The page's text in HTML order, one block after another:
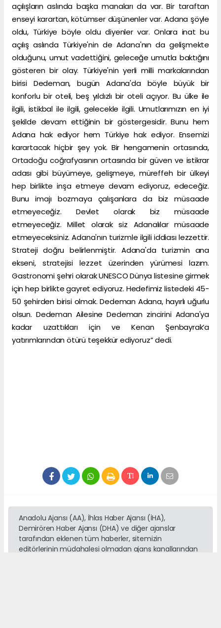
açılışların aslında başka manaları da var. Bir taraftan
enseyi karartan, kötümser düşünenler var. Adana şöyle
oldu, Türkiye böyle oldu diyenler var. Onlara inat bu
açılış aslında Türkiye'nin de Adana'nın da gelişmekte
olduğunu, umut vadettiğini, geleceğe umutla baktığını
gösteren bir olay. Türkiye'nin yerli milli markalarından
birisi Dedeman, bugün Adana'da böyle büyük bir
konforlu bir oteli, beş yıldızlı bir oteli açıyor. Bu ülke ile
ilgili, istikbal ile ilgili, gelecekle ilgili. Umutlarımızın en iyi
şekilde devam ettiğinin bir göstergesidir. Bunu hem
Adana hak ediyor hem Türkiye hak ediyor. Ensemizi
karartacak hiçbir şey yok. Bir hengamenin ortasında,
Ortadoğu coğrafyasının ortasında bir güven ve istikrar
adası gibi büyümeye, gelişmeye, müreffeh bir ülkeyi
hep birlikte inşa etmeye devam ediyoruz, edeceğiz.
Bunu imajı bozmaya çalışanlara da biz müsaade
etmeyeceğiz. Devlet olarak biz müsaade
etmeyeceğiz. Millet olarak siz Adanalılar müsaade
etmeyeceksiniz. Adana'nın turizmle ilgili iddiası lezzettir.
Strateji doğru belirlenmiştir. Adana'da turizmin ana
ekseni, stratejisi lezzet üzerinden yürümesi lazım.
Gastronomi şehri olarak UNESCO Dünya listesine girmek
için hep birlikte gayret ediyoruz. Hedefimiz listedeki 45-
50 şehirden birisi olmak. Dedeman Adana, hayırlı uğurlu
olsun. Dedeman Ailesine Dedeman zincirini Adana'ya
kadar uzattıkları için ve Kenan Şenbayrak’a
yatırımlarından ötürü teşekkür ediyoruz” dedi.
Anadolu Ajansı (AA), İhlas Haber Ajansı (İHA),
Demirören Haber Ajansı (DHA) ve diğer ajanslar
tarafından eklenen tüm haberler, sitemizin
editörlerinin müdahalesi olmadan ajans kanallarından